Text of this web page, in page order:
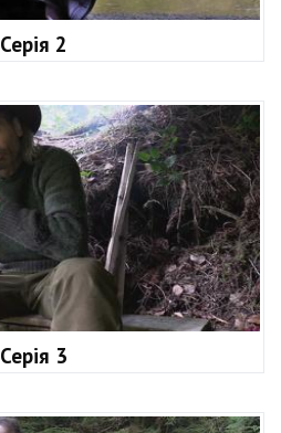
Серія 2
Серія 3